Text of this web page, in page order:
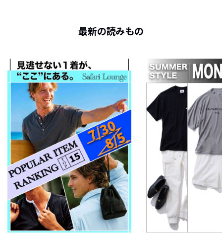
最新の読みもの